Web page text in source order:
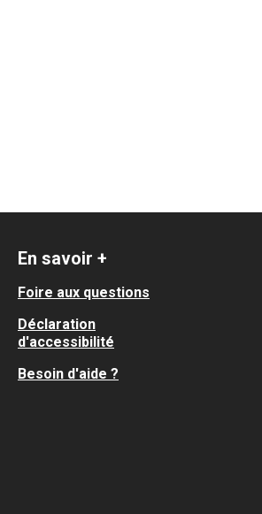
En savoir +
Foire aux questions
Déclaration
d'accessibilité
Besoin d'aide ?